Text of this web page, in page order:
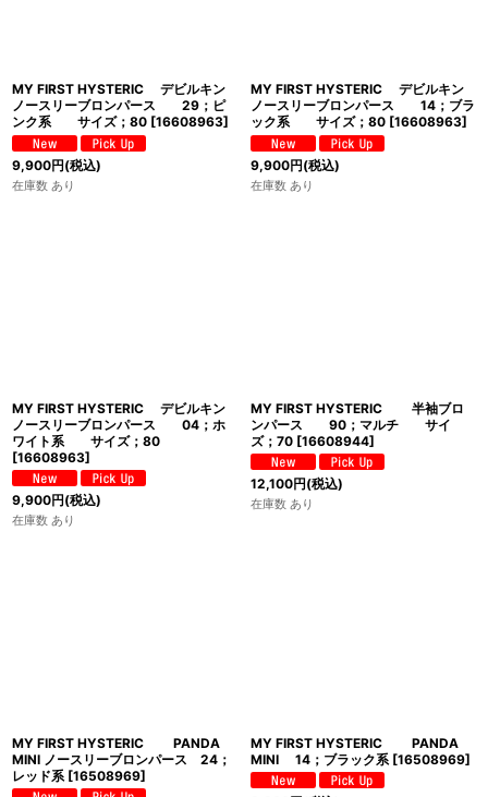
MY FIRST HYSTERIC デビルキン
ノースリーブロンパース 29；ピ
ンク系 サイズ；80 [16608963]
9,900円(税込)
在庫数 あり
MY FIRST HYSTERIC デビルキン
ノースリーブロンパース 14；ブラ
ック系 サイズ；80 [16608963]
9,900円(税込)
在庫数 あり
MY FIRST HYSTERIC デビルキン
ノースリーブロンパース 04；ホ
ワイト系 サイズ；80
[16608963]
9,900円(税込)
在庫数 あり
MY FIRST HYSTERIC 半袖ブロ
ンパース 90；マルチ サイ
ズ；70 [16608944]
12,100円(税込)
在庫数 あり
MY FIRST HYSTERIC PANDA
MINI ノースリーブロンパース 24；
レッド系 [16508969]
MY FIRST HYSTERIC PANDA
MINI 14；ブラック系 [16508969]